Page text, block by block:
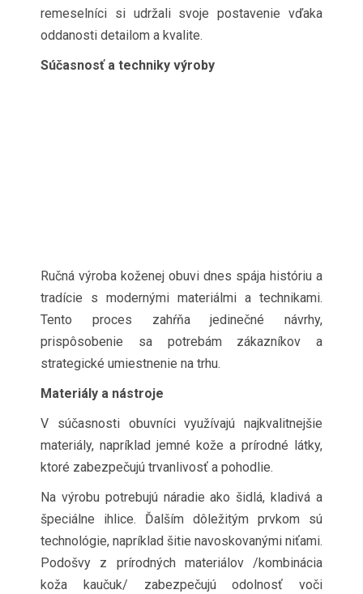
remeselníci si udržali svoje postavenie vďaka
oddanosti detailom a kvalite.
Súčasnosť a techniky výroby
Ručná výroba koženej obuvi dnes spája históriu a
tradície s modernými materiálmi a technikami.
Tento proces zahŕňa jedinečné návrhy,
prispôsobenie sa potrebám zákazníkov a
strategické umiestnenie na trhu.
Materiály a nástroje
V súčasnosti obuvníci využívajú najkvalitnejšie
materiály, napríklad jemné kože a prírodné látky,
ktoré zabezpečujú trvanlivosť a pohodlie.
Na výrobu potrebujú náradie ako šidlá, kladivá a
špeciálne ihlice. Ďalším dôležitým prvkom sú
technológie, napríklad šitie navoskovanými niťami.
Podošvy z prírodných materiálov /kombinácia
koža kaučuk/ zabezpečujú odolnosť voči